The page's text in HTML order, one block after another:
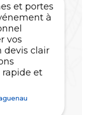
et portes
à
vos
devis clair
rapide et